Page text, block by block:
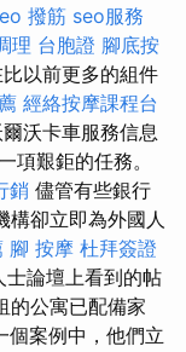
撥筋 seo服務
理 台胞證 腳底按
以前更多的組件
經絡按摩課程台
沃卡車服務信息
項艱鉅的任務。
銷 儘管有些銀行
構卻立即為外國人
腳 按摩 杜拜簽證
論壇上看到的帖
的公寓已配備家
個案例中，他們立